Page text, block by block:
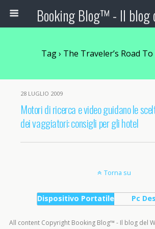
Tag › The Traveler’s Road
28 LUGLIO 2009
Motori di ricerca e video guidano le
dei vaggiatori: consigli per gli hotel
Torna su
Dispositivo Portatile Pc
All content Copyright Booking Blog™ - Il blog del